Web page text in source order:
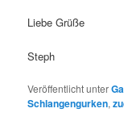
Liebe Grüße
Steph
Veröffentlicht unter
Schlangengurken,